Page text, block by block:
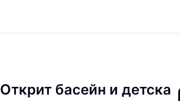
Открит басейн и детска